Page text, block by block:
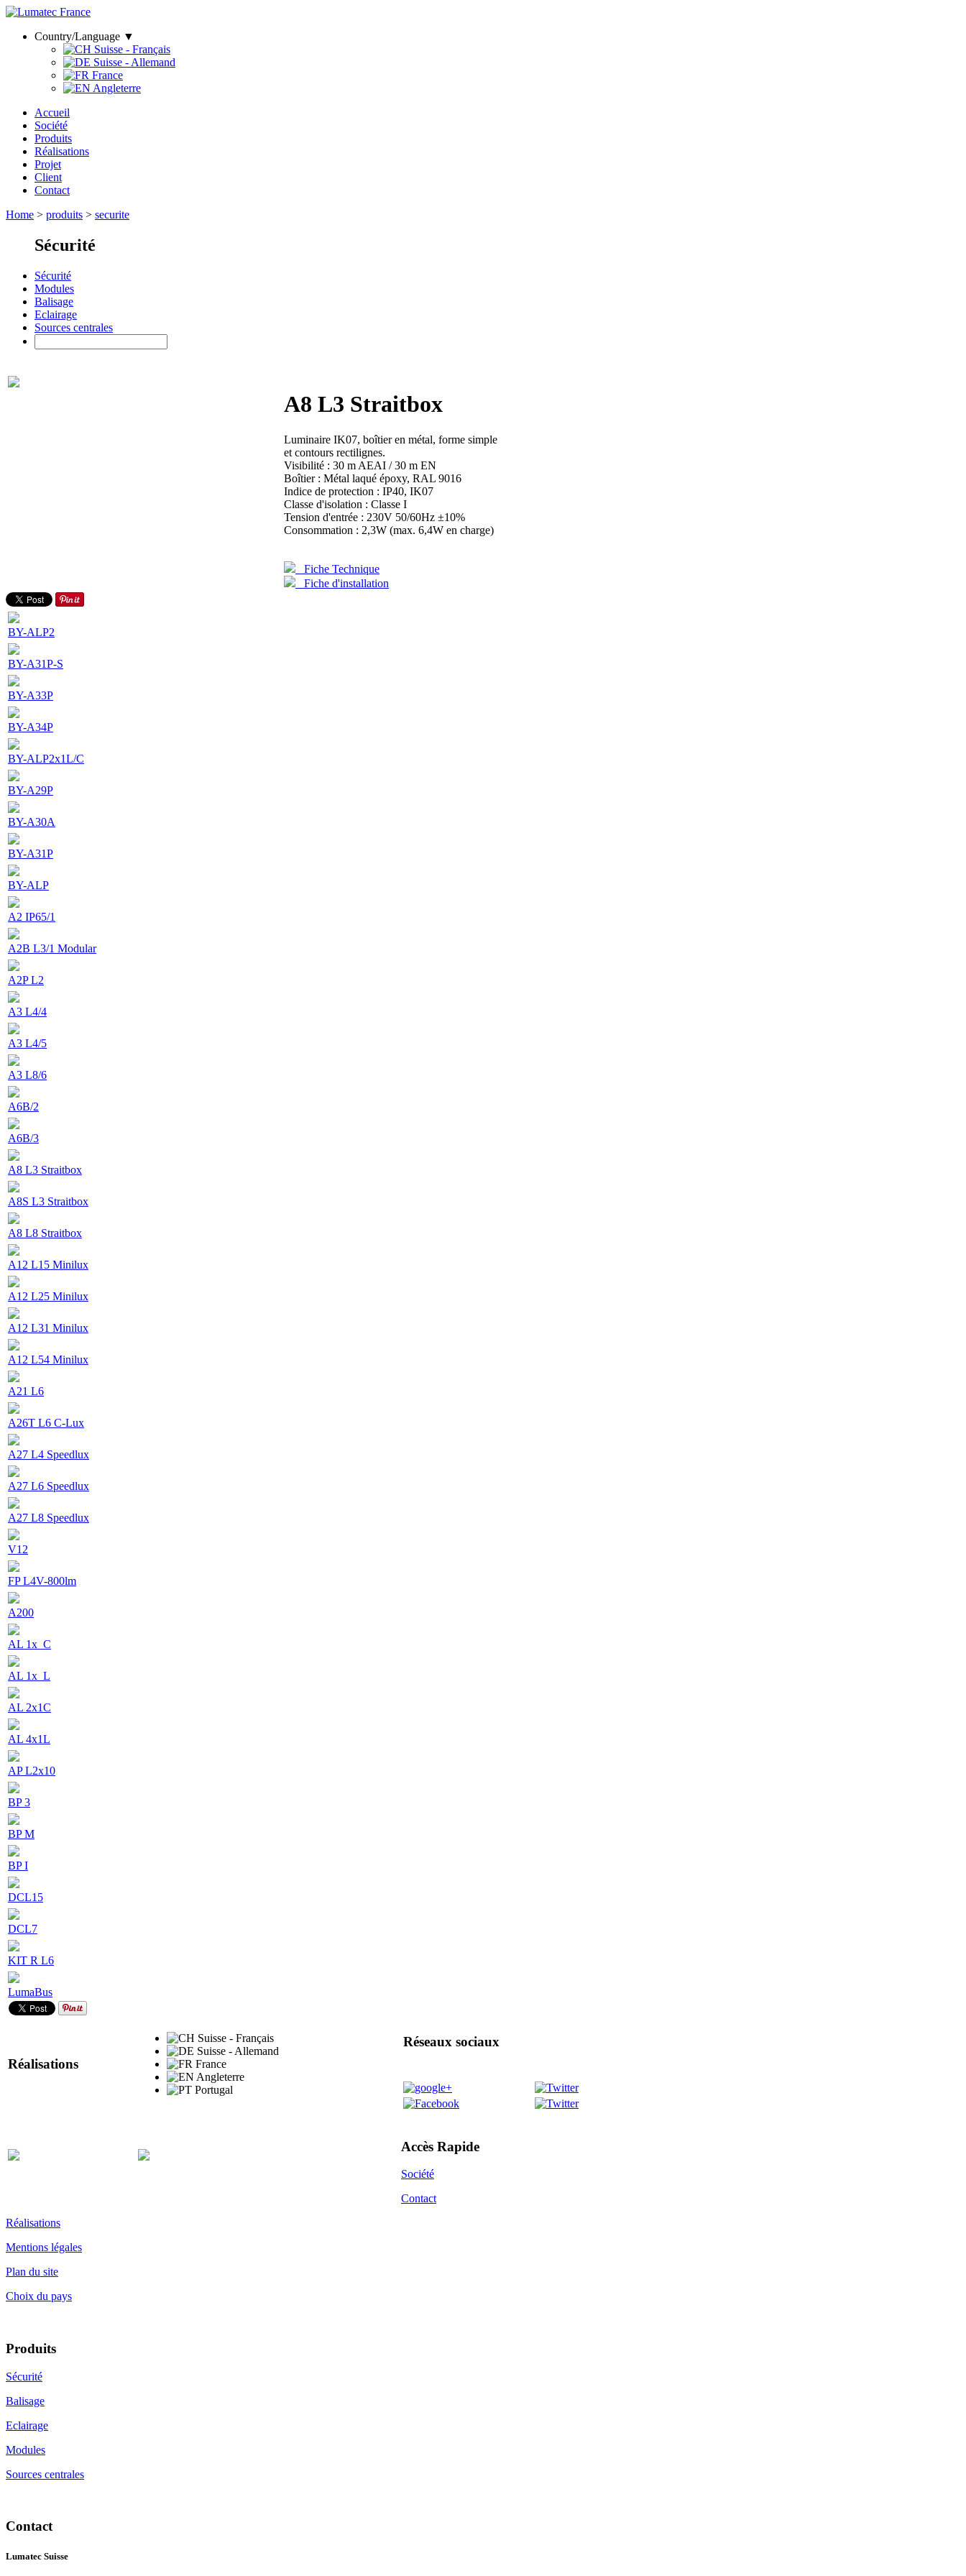
Country/Language ▼
Suisse - Français
Suisse - Allemand
France
Angleterre
Accueil
Société
Produits
Réalisations
Projet
Client
Contact
Home > produits > securite
Sécurité
Sécurité
Modules
Balisage
Eclairage
Sources centrales
A8 L3 Straitbox
Luminaire IK07, boîtier en métal, forme simple
et contours rectilignes.
Visibilité : 30 m AEAI / 30 m EN
Boîtier : Métal laqué époxy, RAL 9016
Indice de protection : IP40, IK07
Classe d'isolation : Classe I
Tension d'entrée : 230V 50/60Hz ±10%
Consommation : 2,3W (max. 6,4W en charge)
Fiche Technique
Fiche d'installation
BY-ALP2
BY-A31P-S
BY-A33P
BY-A34P
BY-ALP2x1L/C
BY-A29P
BY-A30A
BY-A31P
BY-ALP
A2 IP65/1
A2B L3/1 Modular
A2P L2
A3 L4/4
A3 L4/5
A3 L8/6
A6B/2
A6B/3
A8 L3 Straitbox
A8S L3 Straitbox
A8 L8 Straitbox
A12 L15 Minilux
A12 L25 Minilux
A12 L31 Minilux
A12 L54 Minilux
A21 L6
A26T L6 C-Lux
A27 L4 Speedlux
A27 L6 Speedlux
A27 L8 Speedlux
V12
FP L4V-800lm
A200
AL 1x_C
AL 1x_L
AL 2x1C
AL 4x1L
AP L2x10
BP 3
BP M
BP I
DCL15
DCL7
KIT R L6
LumaBus
Réalisations
Suisse - Français
Suisse - Allemand
France
Angleterre
Portugal
Réseaux sociaux
Accès Rapide
Société
Contact
Réalisations
Mentions légales
Plan du site
Choix du pays
Produits
Sécurité
Balisage
Eclairage
Modules
Sources centrales
Contact
Lumatec Suisse